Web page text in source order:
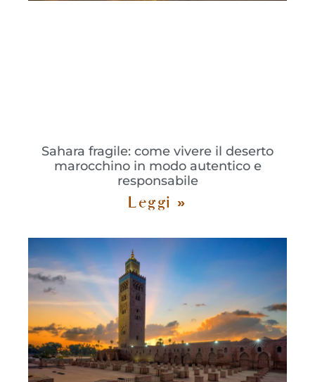
Sahara fragile: come vivere il deserto
marocchino in modo autentico e
responsabile
Leggi »